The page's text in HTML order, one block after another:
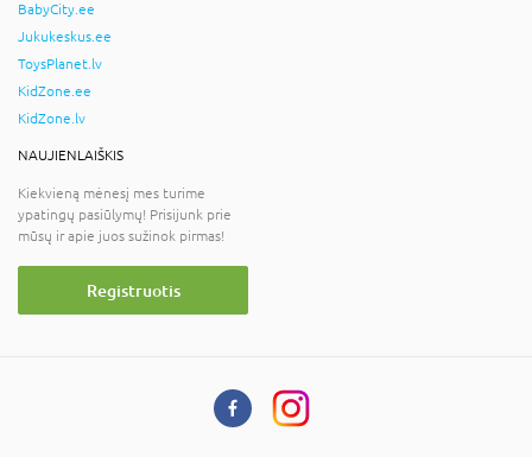
BabyCity.ee
Jukukeskus.ee
ToysPlanet.lv
KidZone.ee
KidZone.lv
NAUJIENLAIŠKIS
Kiekvieną mėnesį mes turime
ypatingų pasiūlymų! Prisijunk prie
mūsų ir apie juos sužinok pirmas!
Registruotis